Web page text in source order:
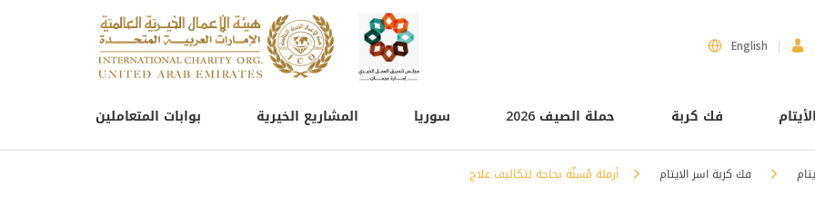
English
فك كربة حملة الصيف 2026 سوريا المشاريع الخيرية
فك كربة اسر الايتام أرملة مُسنّة بحاجة لتكاليف علاج